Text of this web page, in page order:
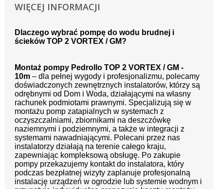
WIĘCEJ INFORMACJI
Dlaczego wybrać pompę do wodu brudnej i
ścieków TOP 2 VORTEX / GM?
Montaż pompy Pedrollo TOP 2 VORTEX / GM -
10m – dla pełnej wygody i profesjonalizmu, polecamy
doświadczonych zewnętrznych instalatorów, którzy są
odrębnymi od Dom i Woda, działającymi na własny
rachunek podmiotami prawnymi. Specjalizują się w
montażu pomp zatapialnych w systemach z
oczyszczalniami, zbiornikami na deszczówkę
naziemnymi i podziemnymi, a także w integracji z
systemami nawadniającymi. Polecani przez nas
instalatorzy działają na terenie całego kraju,
zapewniając kompleksową obsługę. Po zakupie
pompy przekazujemy kontakt do instalatora, który
podczas bezpłatnej wizyty zaplanuje profesjonalną
instalację urządzeń w ogrodzie lub systemie wodnym i